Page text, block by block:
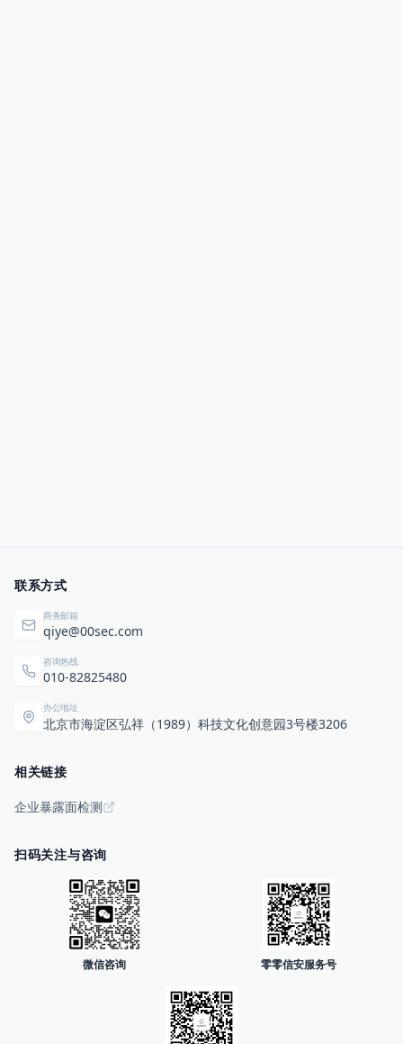
联系方式
商务邮箱
qiye@00sec.com
咨询热线
010-82825480
办公地址
北京市海淀区弘祥（1989）科技文化创意园3号楼3206
相关链接
企业暴露面检测
扫码关注与咨询
微信咨询 零零信安服务号